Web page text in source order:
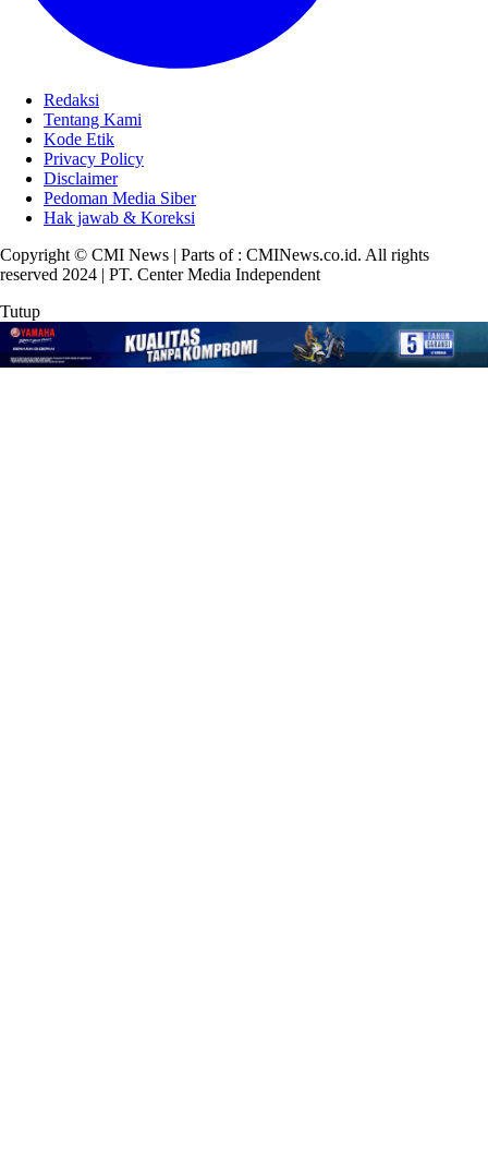
Redaksi
Tentang Kami
Kode Etik
Privacy Policy
Disclaimer
Pedoman Media Siber
Hak jawab & Koreksi
Copyright © CMI News | Parts of : CMINews.co.id. All rights
reserved 2024 | PT. Center Media Independent
Tutup